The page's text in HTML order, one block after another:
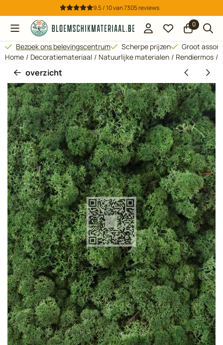
Cookievoorkeuren zijn beschikbaar. Kies instellingen of sta
9.5 / 10van7305reviews
0
Bezoek ons belevingscentrum Scherpe prijzen
Groot
Home / Decoratiemateriaal / Natuurlijke materialen / Rendiermos /
overzicht